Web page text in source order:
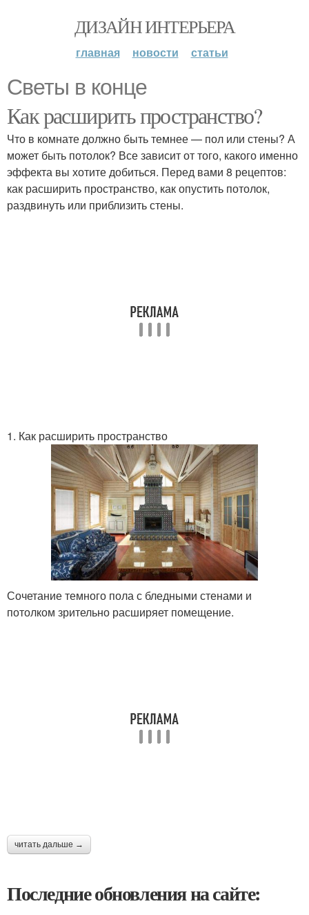
ДИЗАЙН ИНТЕРЬЕРА
главная новости статьи
Светы в конце
Как расширить пространство?
Что в комнате должно быть темнее — пол или стены? А
может быть потолок? Все зависит от того, какого именно
эффекта вы хотите добиться. Перед вами 8 рецептов:
как расширить пространство, как опустить потолок,
раздвинуть или приблизить стены.
1. Как расширить пространство
Сочетание темного пола с бледными стенами и
потолком зрительно расширяет помещение.
читать дальше →
Последние обновления на сайте: